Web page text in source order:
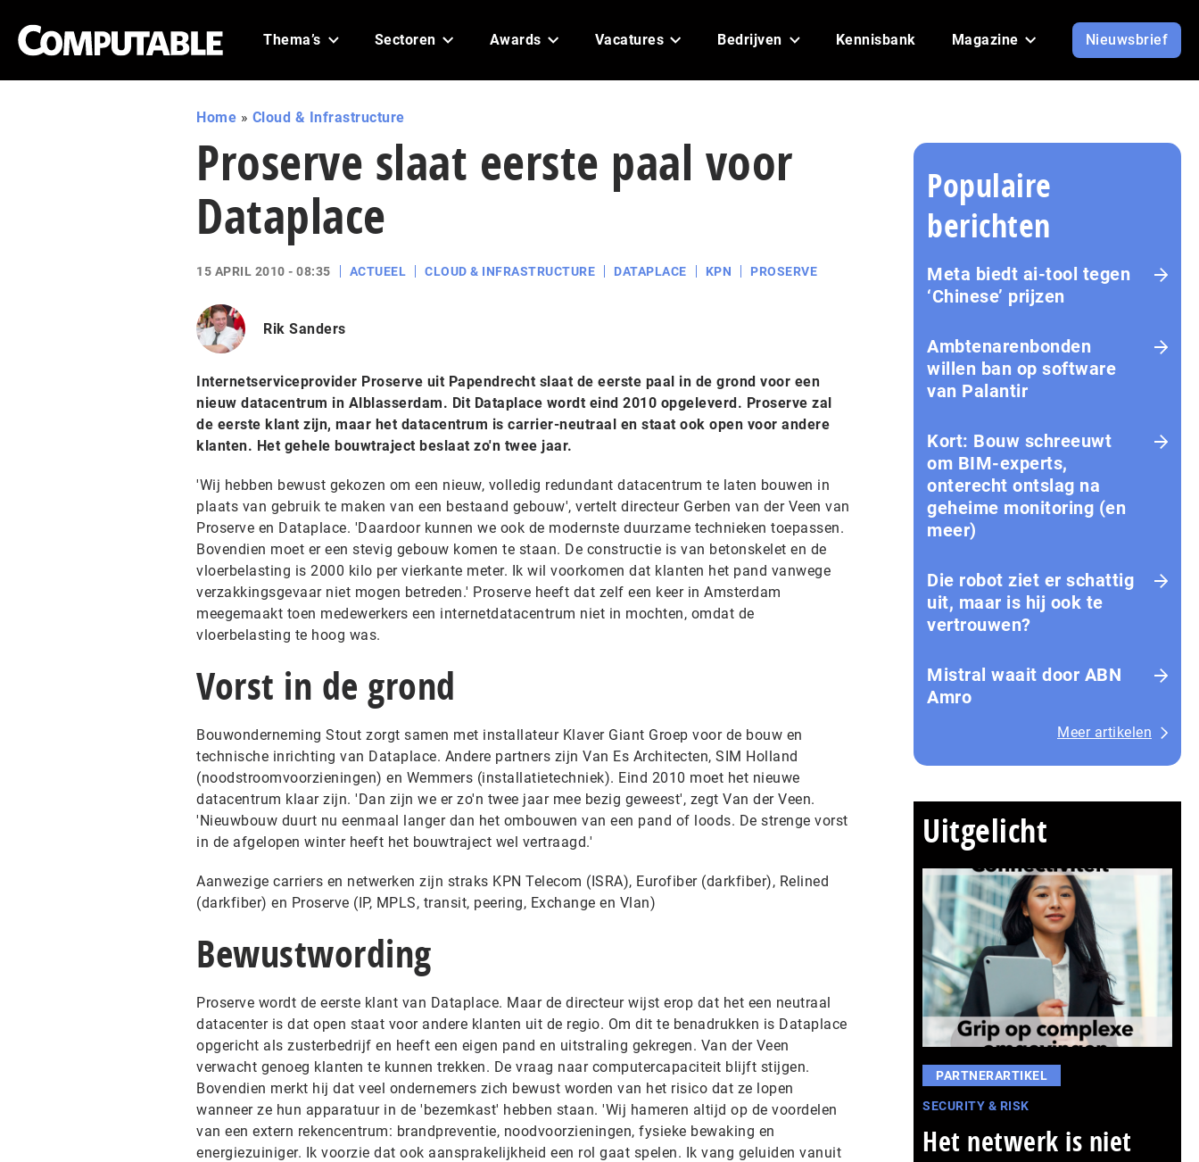
Thema’s Sectoren Awards Vacatures Bedrijven Kennisbank Magazine Nieuwsbrief
Home » Cloud & Infrastructure
Proserve slaat eerste paal voor
Dataplace
15 APRIL 2010 - 08:35 ACTUEEL CLOUD & INFRASTRUCTURE DATAPLACE KPN PROSERVE
Rik Sanders
Internetserviceprovider Proserve uit Papendrecht slaat de eerste paal in de grond voor een
nieuw datacentrum in Alblasserdam. Dit Dataplace wordt eind 2010 opgeleverd. Proserve zal
de eerste klant zijn, maar het datacentrum is carrier-neutraal en staat ook open voor andere
klanten. Het gehele bouwtraject beslaat zo'n twee jaar.
'Wij hebben bewust gekozen om een nieuw, volledig redundant datacentrum te laten bouwen in
plaats van gebruik te maken van een bestaand gebouw', vertelt directeur Gerben van der Veen van
Proserve en Dataplace. 'Daardoor kunnen we ook de modernste duurzame technieken toepassen.
Bovendien moet er een stevig gebouw komen te staan. De constructie is van betonskelet en de
vloerbelasting is 2000 kilo per vierkante meter. Ik wil voorkomen dat klanten het pand vanwege
verzakkingsgevaar niet mogen betreden.' Proserve heeft dat zelf een keer in Amsterdam
meegemaakt toen medewerkers een internetdatacentrum niet in mochten, omdat de
vloerbelasting te hoog was.
Vorst in de grond
Bouwonderneming Stout zorgt samen met installateur Klaver Giant Groep voor de bouw en
technische inrichting van Dataplace. Andere partners zijn Van Es Architecten, SIM Holland
(noodstroomvoorzieningen) en Wemmers (installatietechniek). Eind 2010 moet het nieuwe
datacentrum klaar zijn. 'Dan zijn we er zo'n twee jaar mee bezig geweest', zegt Van der Veen.
'Nieuwbouw duurt nu eenmaal langer dan het ombouwen van een pand of loods. De strenge vorst
in de afgelopen winter heeft het bouwtraject wel vertraagd.'
Aanwezige carriers en netwerken zijn straks KPN Telecom (ISRA), Eurofiber (darkfiber), Relined
(darkfiber) en Proserve (IP, MPLS, transit, peering, Exchange en Vlan)
Bewustwording
Proserve wordt de eerste klant van Dataplace. Maar de directeur wijst erop dat het een neutraal
datacenter is dat open staat voor andere klanten uit de regio. Om dit te benadrukken is Dataplace
opgericht als zusterbedrijf en heeft een eigen pand en uitstraling gekregen. Van der Veen
verwacht genoeg klanten te kunnen trekken. De vraag naar computercapaciteit blijft stijgen.
Bovendien merkt hij dat veel ondernemers zich bewust worden van het risico dat ze lopen
wanneer ze hun apparatuur in de 'bezemkast' hebben staan. 'Wij hameren altijd op de voordelen
van een extern rekencentrum: brandpreventie, noodvoorzieningen, fysieke bewaking en
energiezuiniger. Ik voorzie dat ook aansprakelijkheid een rol gaat spelen. Ik vang geluiden vanuit
Populaire
berichten
Meta biedt ai-tool tegen
‘Chinese’ prijzen
Ambtenarenbonden
willen ban op software
van Palantir
Kort: Bouw schreeuwt
om BIM-experts,
onterecht ontslag na
geheime monitoring (en
meer)
Die robot ziet er schattig
uit, maar is hij ook te
vertrouwen?
Mistral waait door ABN
Amro
Meer artikelen
Uitgelicht
PARTNERARTIKEL
SECURITY & RISK
Het netwerk is niet